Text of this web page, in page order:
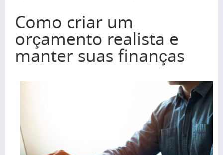
Como criar um
orçamento realista e
manter suas finanças